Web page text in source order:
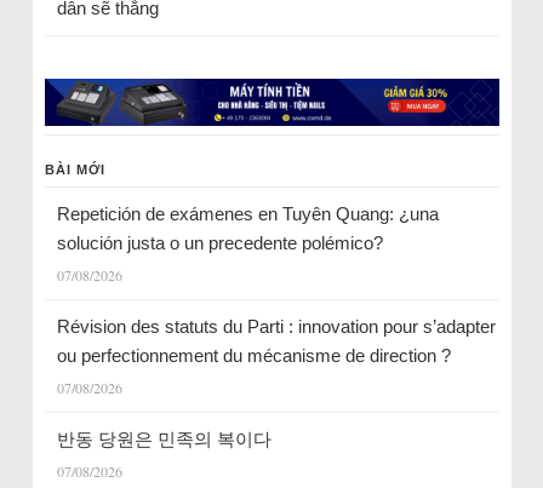
dân sẽ thắng
BÀI MỚI
Repetición de exámenes en Tuyên Quang: ¿una
solución justa o un precedente polémico?
07/08/2026
Révision des statuts du Parti : innovation pour s’adapter
ou perfectionnement du mécanisme de direction ?
07/08/2026
반동 당원은 민족의 복이다
07/08/2026